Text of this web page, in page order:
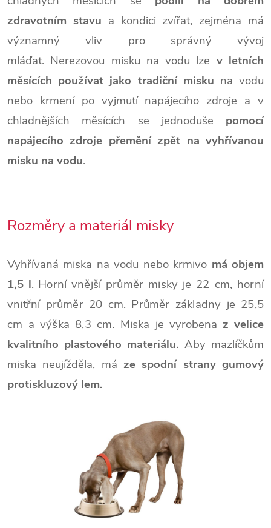
zdravotním stavu a kondici zvířat, zejména má
významný vliv pro správný vývoj
mláďat. Nerezovou misku na vodu lze v letních
měsících používat jako tradiční misku na vodu
nebo krmení po vyjmutí napájecího zdroje a v
chladnějších měsících se jednoduše pomocí
napájecího zdroje přemění zpět na vyhřívanou
misku na vodu.
Rozměry a materiál misky
Vyhřívaná miska na vodu nebo krmivo má objem
1,5 l. Horní vnější průměr misky je 22 cm, horní
vnitřní průměr 20 cm. Průměr základny je 25,5
cm a výška 8,3 cm. Miska je vyrobena z velice
kvalitního plastového materiálu. Aby mazlíčkům
miska neujížděla, má ze spodní strany gumový
protiskluzový lem.